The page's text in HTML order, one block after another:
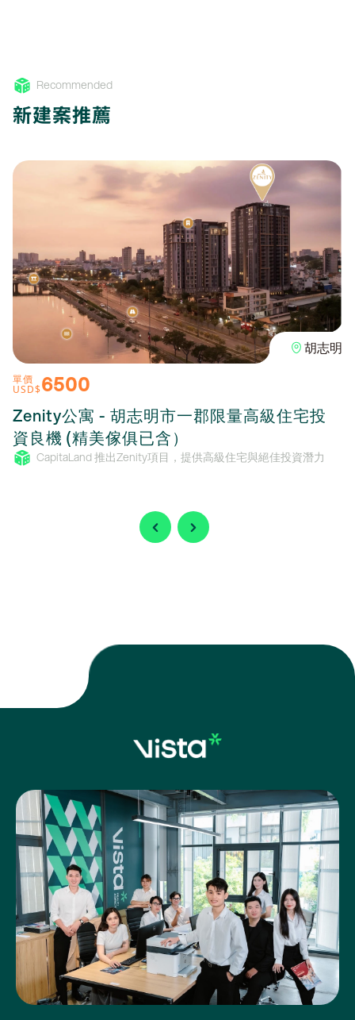
Recommended
新建案推薦
胡志明
單價
USD$6500
Zenity公寓 - 胡志明市一郡限量高級住宅投
資良機 (精美傢俱已含）
CapitaLand 推出Zenity項目，提供高級住宅與絕佳投資潛力